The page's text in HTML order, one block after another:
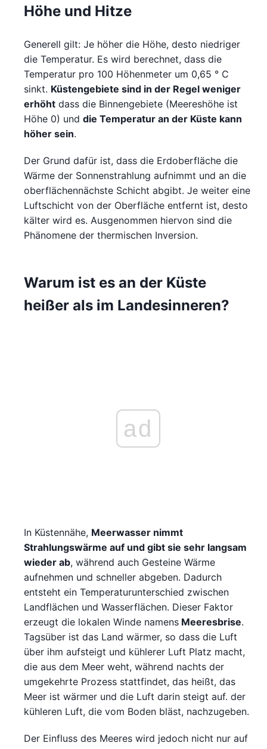
Höhe und Hitze
Generell gilt: Je höher die Höhe, desto niedriger
die Temperatur. Es wird berechnet, dass die
Temperatur pro 100 Höhenmeter um 0,65 ° C
sinkt. Küstengebiete sind in der Regel weniger
erhöht dass die Binnengebiete (Meereshöhe ist
Höhe 0) und die Temperatur an der Küste kann
höher sein.
Der Grund dafür ist, dass die Erdoberfläche die
Wärme der Sonnenstrahlung aufnimmt und an die
oberflächennächste Schicht abgibt. Je weiter eine
Luftschicht von der Oberfläche entfernt ist, desto
kälter wird es. Ausgenommen hiervon sind die
Phänomene der thermischen Inversion.
Warum ist es an der Küste
heißer als im Landesinneren?
ad
In Küstennähe, Meerwasser nimmt
Strahlungswärme auf und gibt sie sehr langsam
wieder ab, während auch Gesteine Wärme
aufnehmen und schneller abgeben. Dadurch
entsteht ein Temperaturunterschied zwischen
Landflächen und Wasserflächen. Dieser Faktor
erzeugt die lokalen Winde namens Meeresbrise.
Tagsüber ist das Land wärmer, so dass die Luft
über ihm aufsteigt und kühlerer Luft Platz macht,
die aus dem Meer weht, während nachts der
umgekehrte Prozess stattfindet, das heißt, das
Meer ist wärmer und die Luft darin steigt auf. der
kühleren Luft, die vom Boden bläst, nachzugeben.
Der Einfluss des Meeres wird jedoch nicht nur auf